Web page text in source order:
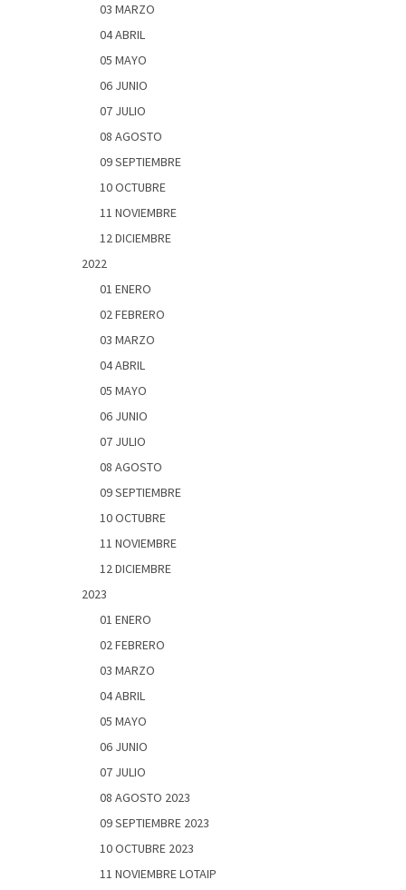
03 MARZO
04 ABRIL
05 MAYO
06 JUNIO
07 JULIO
08 AGOSTO
09 SEPTIEMBRE
10 OCTUBRE
11 NOVIEMBRE
12 DICIEMBRE
2022
01 ENERO
02 FEBRERO
03 MARZO
04 ABRIL
05 MAYO
06 JUNIO
07 JULIO
08 AGOSTO
09 SEPTIEMBRE
10 OCTUBRE
11 NOVIEMBRE
12 DICIEMBRE
2023
01 ENERO
02 FEBRERO
03 MARZO
04 ABRIL
05 MAYO
06 JUNIO
07 JULIO
08 AGOSTO 2023
09 SEPTIEMBRE 2023
10 OCTUBRE 2023
11 NOVIEMBRE LOTAIP